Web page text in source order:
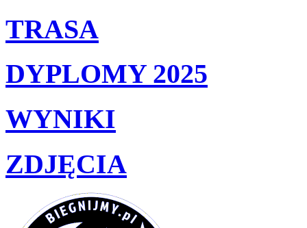
TRASA
DYPLOMY 2025
WYNIKI
ZDJĘCIA